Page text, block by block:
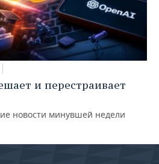
и перестраивает
новости минувшей недели